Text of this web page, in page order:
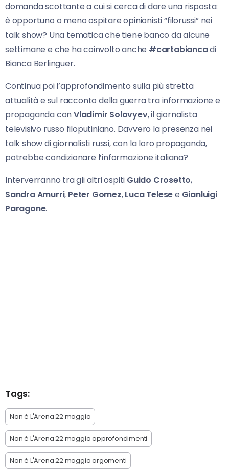
domanda scottante a cui si cerca di dare una risposta:
è opportuno o meno ospitare opinionisti “filorussi” nei
talk show? Una tematica che tiene banco da alcune
settimane e che ha coinvolto anche #cartabiancadi
Bianca Berlinguer.
Continua poi l’approfondimento sulla più stretta
attualità e sul racconto della guerra tra informazione e
propaganda conVladimir Solovyev, il giornalista
televisivo russo filoputiniano. Davvero la presenza nei
talk show di giornalisti russi, con la loro propaganda,
potrebbe condizionare l’informazione italiana?
Interverranno tra gli altri ospiti Guido Crosetto,
Sandra Amurri, Peter Gomez,Luca Telesee Gianluigi
Paragone.
Tags:
Non è L'Arena 22 maggio
Non è L'Arena 22 maggio approfondimenti
Non è L'Arena 22 maggio argomenti